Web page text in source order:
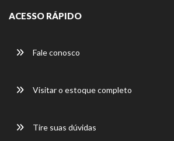
ACESSO RÁPIDO
Fale conosco
Visitar o estoque completo
Tire suas dúvidas